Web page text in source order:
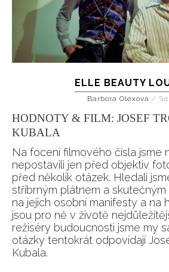
ELLE BEAUTY
Barbora Olexová /
HODNOTY & FILM: JOSEF
KUBALA
Na focení filmového čísla jsme
nepostavili jen před objektiv
před několik otázek. Hledali
stříbrným plátnem a
na jejich osobní manifesty a na
jsou pro ně v životě
režiséry budoucnosti jsme my
otázky tentokrát odpovídají
Kubala.